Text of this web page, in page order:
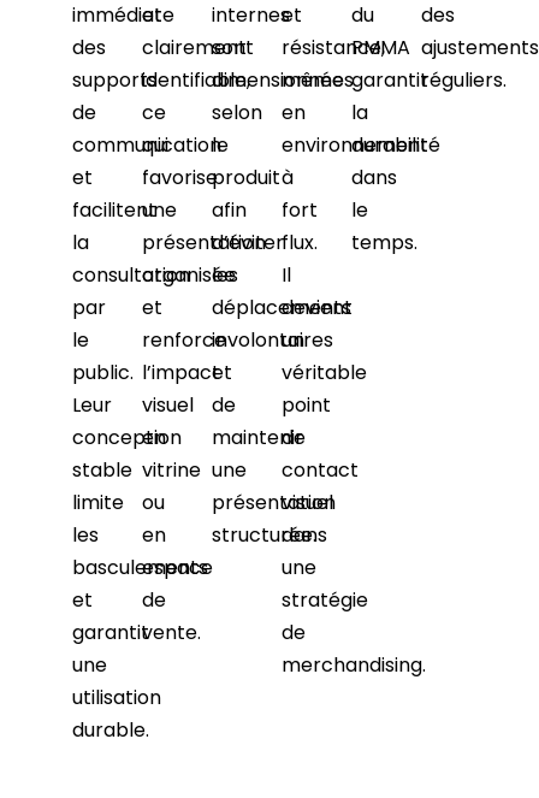
immédiate
des
supports
de
communication
et
facilitent
la
consultation
par
le
public.
Leur
conception
stable
limite
les
basculements
et
garantit
une
utilisation
durable.
et
clairement
identifiable,
ce
qui
favorise
une
présentation
organisée
et
renforce
l’impact
visuel
en
vitrine
ou
en
espace
de
vente.
internes
sont
dimensionnées
selon
le
produit
afin
d’éviter
les
déplacements
involontaires
et
de
maintenir
une
présentation
structurée.
et
résistance,
même
en
environnement
à
fort
flux.
Il
devient
un
véritable
point
de
contact
visuel
dans
une
stratégie
de
merchandising.
du
PMMA
garantit
la
durabilité
dans
le
temps.
des
ajustements
réguliers.